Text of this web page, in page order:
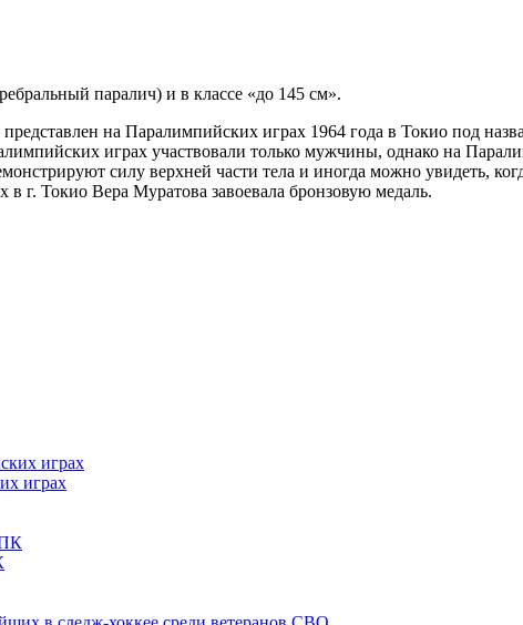
паралич) и в классе «до 145 см».
на Паралимпийских играх 1964 года в Токио под
играх участвовали только мужчины, однако на
силу верхней части тела и иногда можно увидеть,
г. Токио Вера Муратова завоевала бронзовую медаль.
играх